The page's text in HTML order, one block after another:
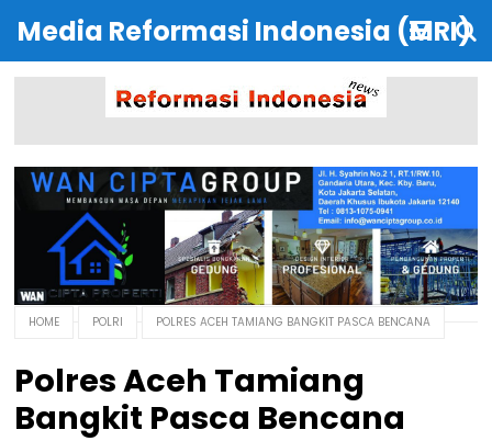
Media Reformasi Indonesia (MRI)
HOME POLRI POLRES ACEH TAMIANG BANGKIT PASCA BENCANA
Polres Aceh Tamiang
Bangkit Pasca Bencana